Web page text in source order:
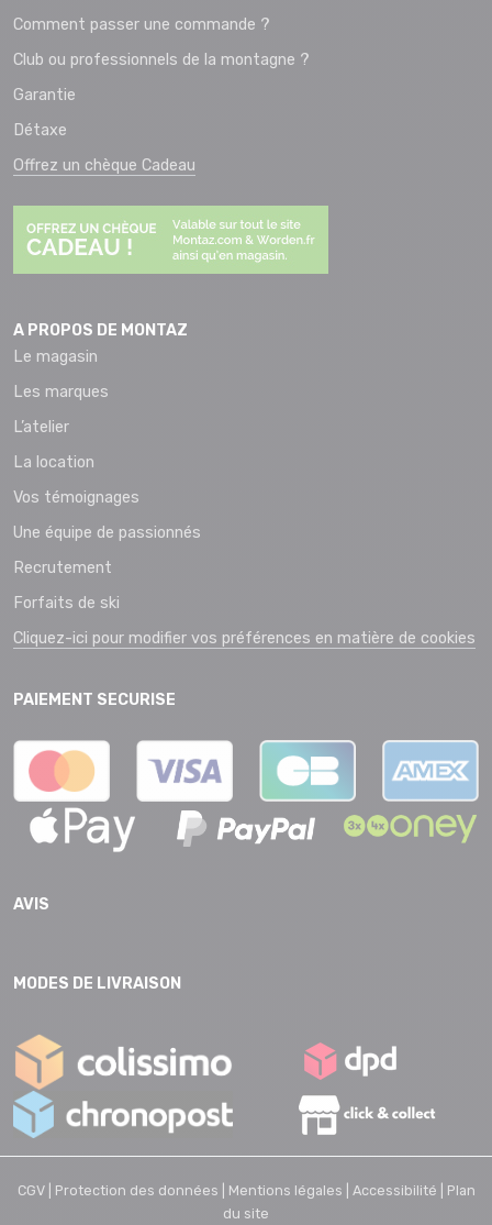
Comment passer une commande ?
Club ou professionnels de la montagne ?
Garantie
Détaxe
Offrez un chèque Cadeau
A PROPOS DE MONTAZ
Le magasin
Les marques
L’atelier
La location
Vos témoignages
Une équipe de passionnés
Recrutement
Forfaits de ski
Cliquez-ici pour modifier vos préférences en matière de cookies
PAIEMENT SECURISE
AVIS
MODES DE LIVRAISON
CGV | Protection des données | Mentions légales | Accessibilité | Plan
du site